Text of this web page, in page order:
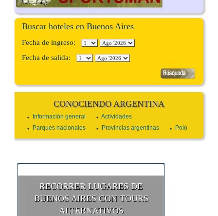
Buscar hoteles en Buenos Aires
Fecha de ingreso:
Fecha de salida:
CONOCIENDO ARGENTINA
Información general
Actividades
Parques nacionales
Provincias argentinas Polo
RECORRER LUGARES DE
BUENOS AIRES CON TOURS
ALTERNATIVOS